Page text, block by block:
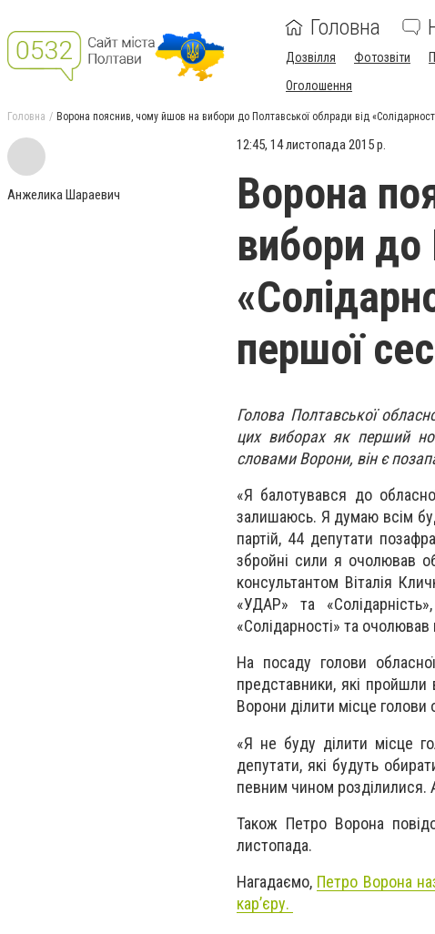
Головна
Дозвілля Фотозвіти
Оголошення
Головна Ворона пояснив, чому йшов на вибори до Полтавської облради від
Анжелика Шараевич
12:45, 14 листопада 2015 р.
Ворона
вибори до
першої
Голова Полтавської
цих виборах як перший
словами Ворони, він є
«Я балотувався до
залишаюсь. Я думаю всім
партій, 44 депутати
збройні сили я очолював
консультантом Віталія
«УДАР» та
«Солідарності» та
На посаду голови
представники, які пройшли
Ворони ділити місце голови
«Я не буду ділити місце
депутати, які будуть
певним чином розділилися.
Також Петро Ворона
листопада.
Нагадаємо, Петро Ворона
кар’єру.